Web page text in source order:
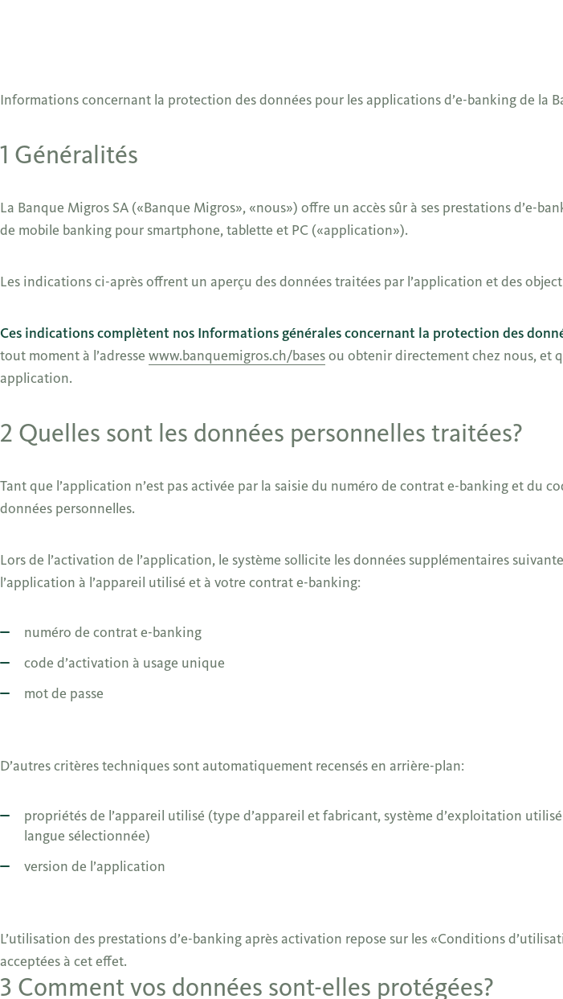
Informations concernant la protection des données pour les applications d’e-banking de la
1 Généralités
La Banque Migros SA («Banque Migros», «nous») offre un accès sûr à ses prestations d’e-
de mobile banking pour smartphone, tablette et PC («application»).
Les indications ci-après offrent un aperçu des données traitées par l’application et des
Ces indications complètent nos Informations générales concernant la protection des
tout moment à l’adresse www.banquemigros.ch/basesou obtenir directement chez nous, et
application.
2 Quelles sont les données personnelles traitées?
Tant que l’application n’est pas activée par la saisie du numéro de contrat e-banking et du
données personnelles.
Lors de l’activation de l’application, le système sollicite les données supplémentaires
l’application à l’appareil utilisé et à votre contrat e-banking:
numéro de contrat e-banking
code d’activation à usage unique
mot de passe
D’autres critères techniques sont automatiquement recensés en arrière-plan:
propriétés de l’appareil utilisé (type d’appareil et fabricant, système d’exploitation
langue sélectionnée)
version de l’application
L’utilisation des prestations d’e-banking après activation repose sur les «Conditions
acceptées à cet effet.
3 Comment vos données sont-elles protégées?